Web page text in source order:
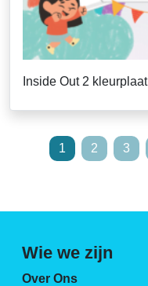
Inside Out 2 kleurplaat
1 2 3
Wie we zijn
Over Ons